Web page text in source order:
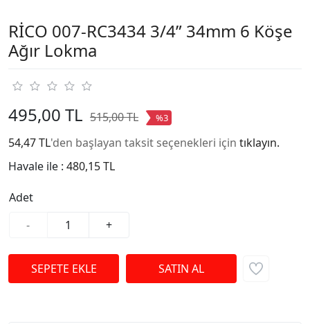
RİCO 007-RC3434 3/4” 34mm 6 Köşe
Ağır Lokma
495,00 TL 515,00 TL %3
54,47 TL'den başlayan taksit seçenekleri için tıklayın.
Havale ile : 480,15 TL
Adet
-
+